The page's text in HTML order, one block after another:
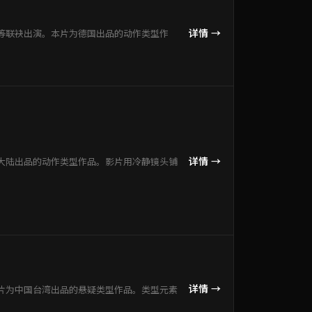
袂出演。本片为德国出品的动作类型作 详情 →
出品的动作类型作品。影片用冷静镜头铺 详情 →
中国台湾出品的悬疑类型作品。类型元素 详情 →